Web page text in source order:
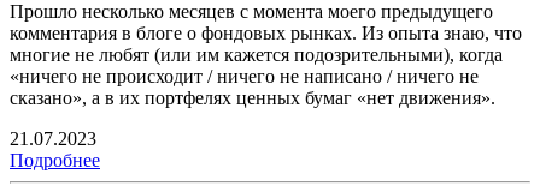
Прошло несколько месяцев с момента моего предыдущего
комментария в блоге о фондовых рынках. Из опыта знаю, что
многие не любят (или им кажется подозрительными), когда
«ничего не происходит / ничего не написано / ничего не
сказано», а в их портфелях ценных бумаг «нет движения».
21.07.2023
Подробнее